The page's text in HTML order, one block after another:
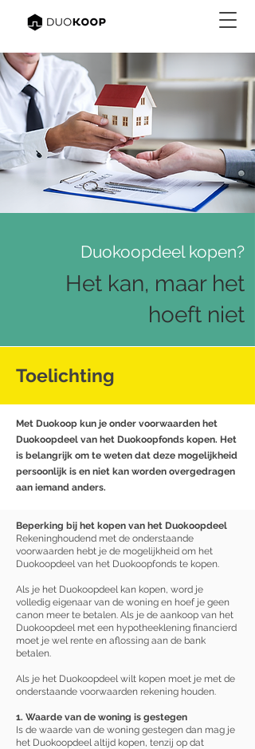
Duokoopdeel kopen?
Het kan, maar het
hoeft niet
Toelichting
Met Duokoop kun je onder voorwaarden het
Duokoopdeel van het Duokoopfonds kopen. Het
is belangrijk om te weten dat deze mogelijkheid
persoonlijk is en niet kan worden overgedragen
aan iemand anders.
Beperking bij het kopen van het Duokoopdeel
Rekeninghoudend met de onderstaande
voorwaarden hebt je de mogelijkheid om het
Duokoopdeel van het Duokoopfonds te kopen.
Als je het Duokoopdeel kan kopen, word je
volledig eigenaar van de woning en hoef je geen
canon meer te betalen. Als je de aankoop van het
Duokoopdeel met een hypotheeklening financierd
moet je wel rente en aflossing aan de bank
betalen.
Als je het Duokoopdeel wilt kopen moet je met de
onderstaande voorwaarden rekening houden.
1. Waarde van de woning is gestegen
Is de waarde van de woning gestegen dan mag je
het Duokoopdeel altijd kopen, tenzij op dat